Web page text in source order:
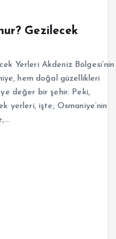
Gezilecek
Yerleri Akdeniz Bölgesi’nin
hem doğal güzellikleri
değer bir şehir. Peki,
yerleri, işte; Osmaniye’nin